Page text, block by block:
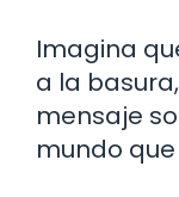
Imagina
a la
mensaje
mundo